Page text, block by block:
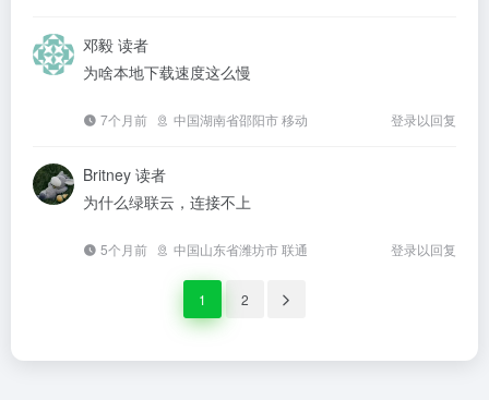
邓毅 读者
为啥本地下载速度这么慢
7个月前 中国湖南省邵阳市 移动 登录以回复
Britney 读者
为什么绿联云，连接不上
5个月前 中国山东省潍坊市 联通 登录以回复
1 2